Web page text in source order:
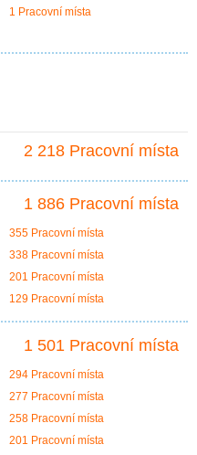
1 Pracovní místa
2 218 Pracovní místa
1 886 Pracovní místa
355 Pracovní místa
338 Pracovní místa
201 Pracovní místa
129 Pracovní místa
1 501 Pracovní místa
294 Pracovní místa
277 Pracovní místa
258 Pracovní místa
201 Pracovní místa